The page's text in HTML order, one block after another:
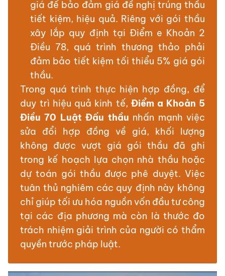
giá để bảo đảm giá đề nghị trúng thầu
tiết kiệm, hiệu quả. Riêng với gói thầu
xây lắp quy định tại Điểm e Khoản 2
Điều 78, quá trình thương thảo phải
đảm bảo tiết kiệm tối thiểu 5% giá gói
thầu.
Trong quá trình thực hiện hợp đồng, để
duy trì hiệu quả kinh tế, Điểm a Khoản 5
Điều 70 Luật Đấu thầu nhấn mạnh việc
sửa đổi hợp đồng về giá, khối lượng
không được vượt giá gói thầu đã ghi
trong kế hoạch lựa chọn nhà thầu hoặc
dự toán gói thầu được phê duyệt. Việc
tuân thủ nghiêm các quy định này không
chỉ giúp tối ưu hóa nguồn vốn đầu tư công
tại các địa phương mà còn là thước đo
trách nhiệm giải trình của người có thẩm
quyền trước pháp luật.